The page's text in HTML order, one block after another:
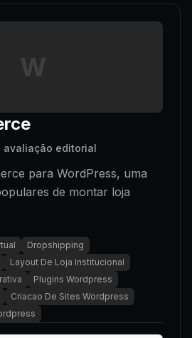
W
avaliação editorial
para WordPress, uma
de montar loja
Dropshipping
Layout De Loja Institucional
Plugins Wordpress
Criacao De Sites Wordpress